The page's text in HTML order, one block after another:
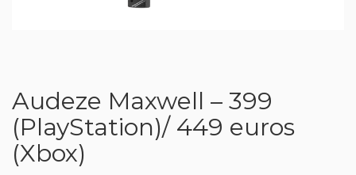
Audeze Maxwell – 399
(PlayStation)/ 449 euros
(Xbox)